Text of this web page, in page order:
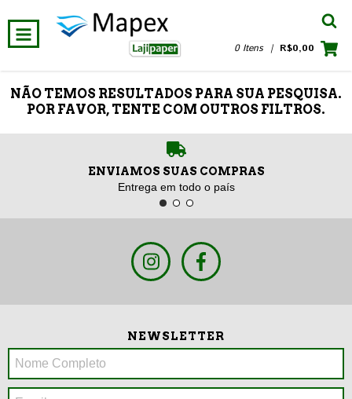
0 Itens | R$0,00
NÃO TEMOS RESULTADOS PARA SUA PESQUISA.
POR FAVOR, TENTE COM OUTROS FILTROS.
ENVIAMOS SUAS COMPRAS
Entrega em todo o país
NEWSLETTER